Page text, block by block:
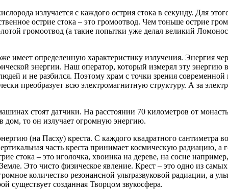
излучается с каждого острия стока в секунду. Для
острие стока – это громоотвод. Чем тоньше острие
громоотвод (а такие попытки уже делал великий
имеет определенную характеристику излучения. Энергия
энергии. Наш оператор, который измерял эту
и не разбился. Поэтому храм с точки зрения
преобразует всю электромагнитную структуру. А за
стоят датчики. На расстоянии 70 километров от
дом, то он излучает огромную энергию.
(на Пасху) креста. С каждого квадратного сантиметра
часть креста принимает космическую радиацию, а
стока – это иголочка, хвоинка на дереве, на сосне
Это чисто физическое явление. Крест – это одно из
количество резонансной ультразвуковой радиации, а
существует созданная Творцом звукосфера.